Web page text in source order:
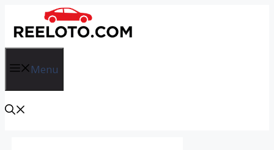
atla
Menu